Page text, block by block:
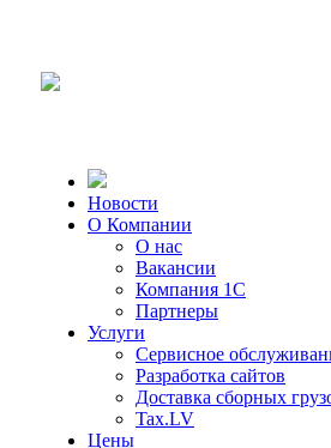
Новости
О Компании
О нас
Вакансии
Компания 1С
Партнеры
Услуги
Сервисное
Разработка сайтов
Доставка сборных
Tax.LV
Цены